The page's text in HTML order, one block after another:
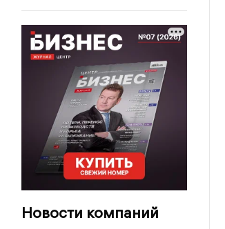
Новости компаний